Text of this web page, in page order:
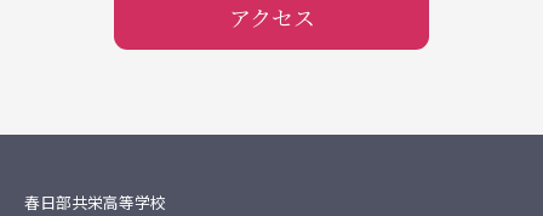
アクセス
春日部共栄高等学校